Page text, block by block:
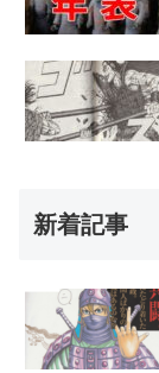
新着記事